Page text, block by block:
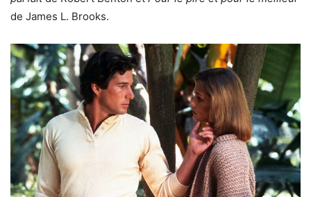
de James L. Brooks.